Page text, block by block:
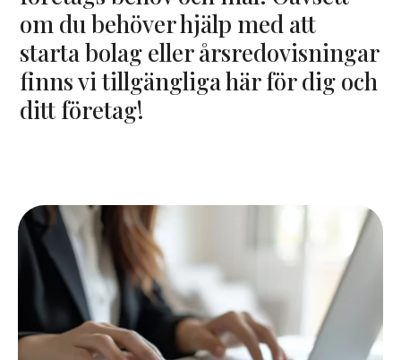
om du behöver hjälp med att
starta bolag eller årsredovisningar
finns vi tillgängliga här för dig och
ditt företag!